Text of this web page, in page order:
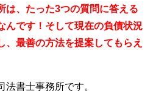
、 たった3つの質問に答える
んです！そして現在の負債状況
、最善の方法を提案してもらえ
書士事務所です。